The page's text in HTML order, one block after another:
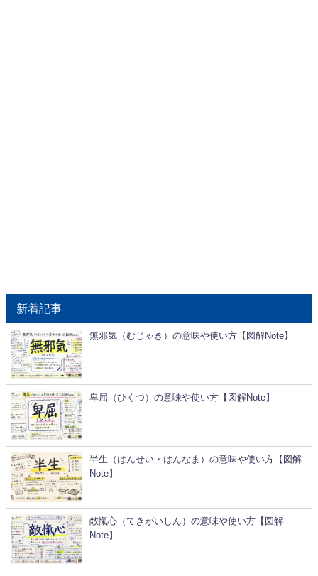
新着記事
無邪気（むじゃき）の意味や使い方【図解Note】
卑屈（ひくつ）の意味や使い方【図解Note】
半生（はんせい・はんなま）の意味や使い方【図解
Note】
敵愾心（てきがいしん）の意味や使い方【図解
Note】